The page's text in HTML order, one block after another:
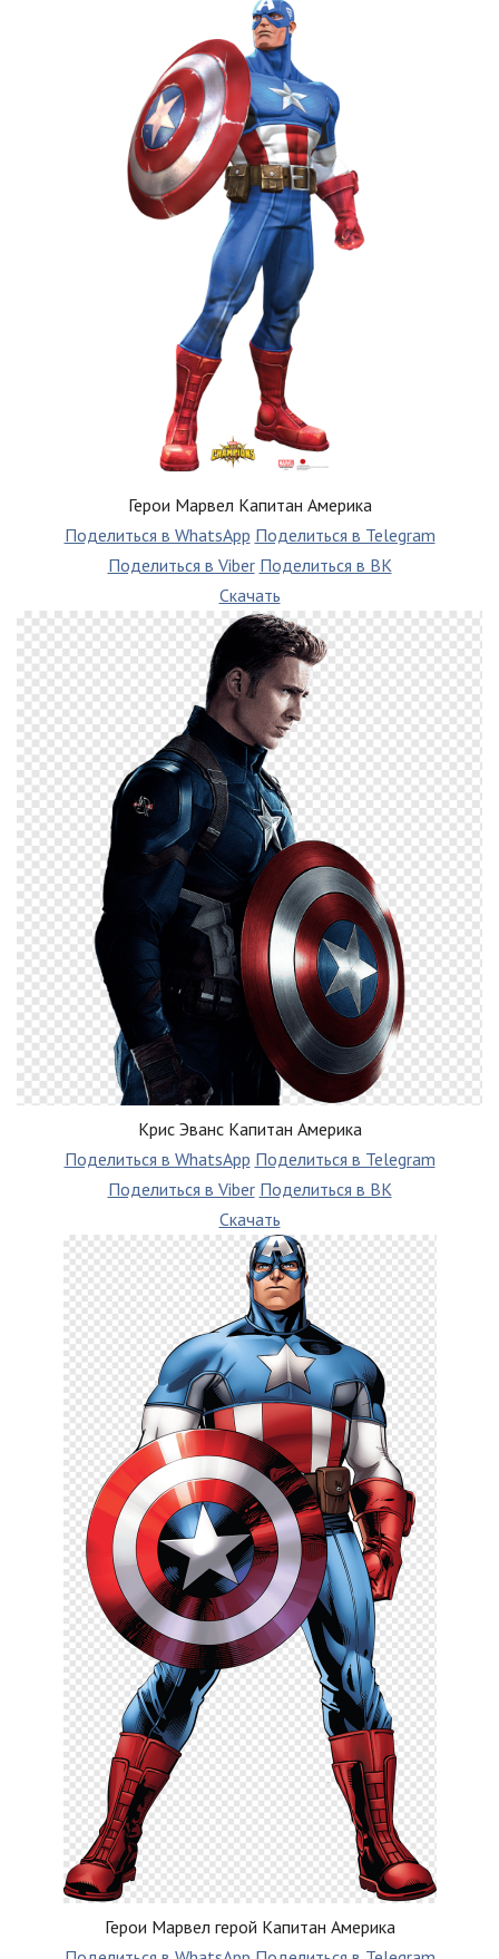
Герои Марвел Капитан Америка
Поделиться в WhatsApp Поделиться в Telegram
Поделиться в Viber Поделиться в ВК
Скачать
Крис Эванс Капитан Америка
Поделиться в WhatsApp Поделиться в Telegram
Поделиться в Viber Поделиться в ВК
Скачать
Герои Марвел герой Капитан Америка